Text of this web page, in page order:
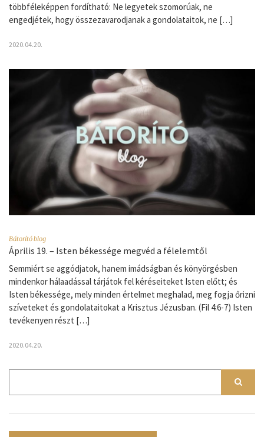
többféleképpen fordítható: Ne legyetek szomorúak, ne
engedjétek, hogy összezavarodjanak a gondolataitok, ne […]
2020.04.20.
Bátorító blog
Április 19. – Isten békessége megvéd a félelemtől
Semmiért se aggódjatok, hanem imádságban és könyörgésben
mindenkor hálaadással tárjátok fel kéréseiteket Isten előtt; és
Isten békessége, mely minden értelmet meghalad, meg fogja őrizni
szíveteket és gondolataitokat a Krisztus Jézusban. (Fil 4:6-7) Isten
tevékenyen részt […]
2020.04.20.